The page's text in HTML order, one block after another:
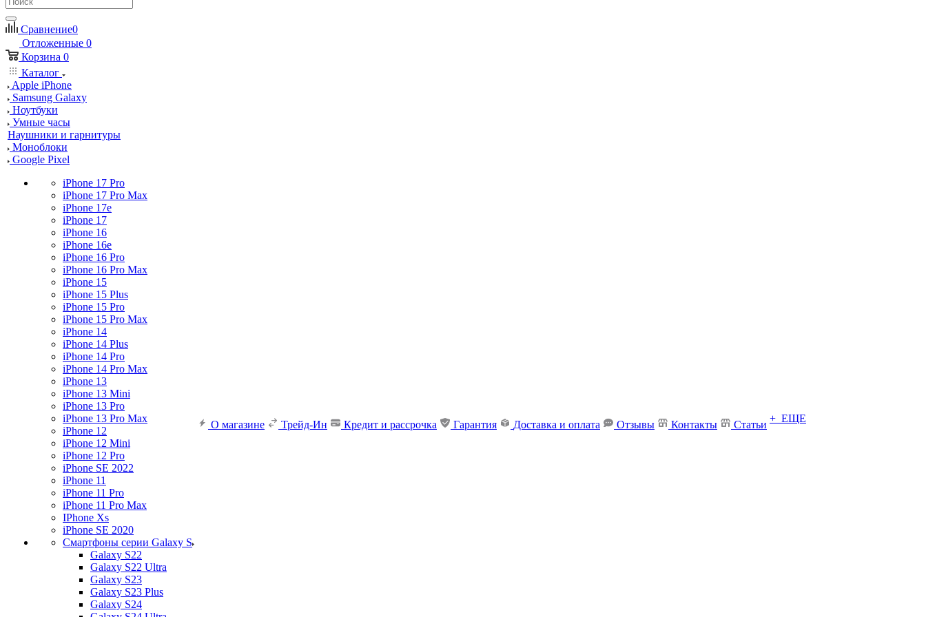
Сравнение0
Отложенные 0
Корзина 0
Каталог
Apple iPhone
Samsung Galaxy
Ноутбуки
Умные часы
Наушники и гарнитуры
Моноблоки
Google Pixel
iPhone 17 Pro
iPhone 17 Pro Max
iPhone 17e
iPhone 17
iPhone 16
iPhone 16e
iPhone 16 Pro
iPhone 16 Pro Max
iPhone 15
iPhone 15 Plus
iPhone 15 Pro
iPhone 15 Pro Max
iPhone 14
iPhone 14 Plus
iPhone 14 Pro
iPhone 14 Pro Max
iPhone 13
iPhone 13 Mini
iPhone 13 Pro
iPhone 13 Pro Max
iPhone 12
iPhone 12 Mini
iPhone 12 Pro
iPhone SE 2022
iPhone 11
iPhone 11 Pro
iPhone 11 Pro Max
IPhone Xs
iPhone SE 2020
Смартфоны серии Galaxy S
Galaxy S22
Galaxy S22 Ultra
Galaxy S23
Galaxy S23 Plus
Galaxy S24
О магазине Трейд-Ин Кредит и рассрочка Гарантия Доставка и оплата Отзывы Контакты Статьи
+ ЕЩЕ